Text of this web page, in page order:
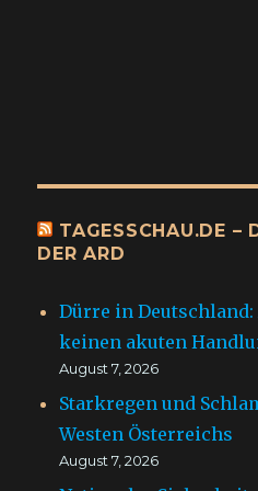
TAGESSCHAU.DE –
DER ARD
Dürre in
keinen akuten
August 7, 2026
Starkregen und
Westen Österreichs
August 7, 2026